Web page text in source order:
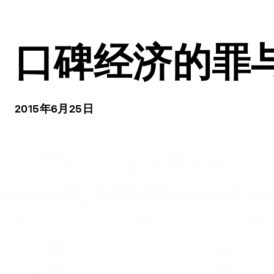
口碑经济的罪
2015年6月25日